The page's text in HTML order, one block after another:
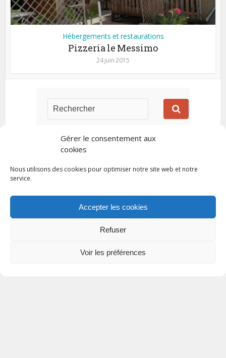
Gérer le consentement aux
cookies
Nous utilisons des cookies pour optimiser notre site web et notre
service.
Accepter les cookies
Refuser
Voir les préférences
Hébergements et restaurations
Pizzeria le Messimo
24 juin 2015
Les dernières actus
APA
HORAIRES ÉTÉ
FRANCE SERVICE
17 juillet 2026
ALERTE